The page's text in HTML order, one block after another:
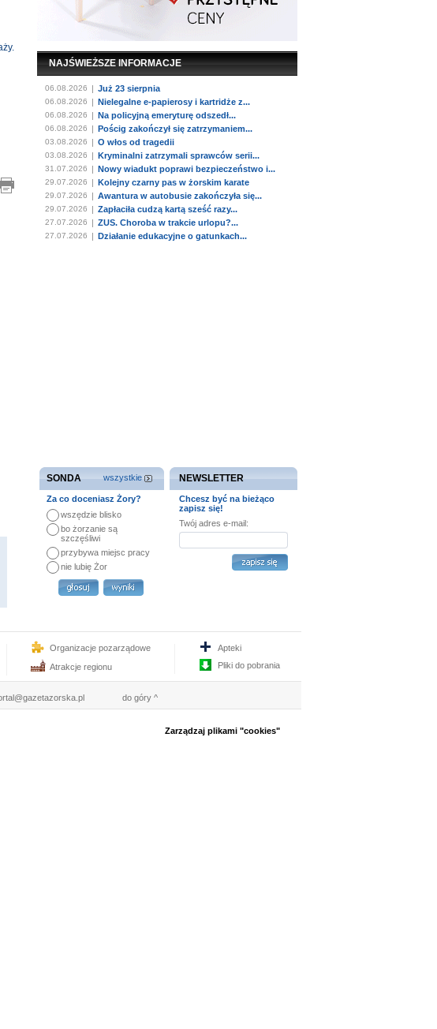
NAJŚWIEŻSZE INFORMACJE
06.08.2026 | Już 23 sierpnia
06.08.2026 | Nielegalne e-papierosy i kartridże z...
06.08.2026 | Na policyjną emeryturę odszedł...
06.08.2026 | Pościg zakończył się zatrzymaniem...
03.08.2026 | O włos od tragedii
03.08.2026 | Kryminalni zatrzymali sprawców serii...
31.07.2026 | Nowy wiadukt poprawi bezpieczeństwo i...
29.07.2026 | Kolejny czarny pas w żorskim karate
29.07.2026 | Awantura w autobusie zakończyła się...
29.07.2026 | Zapłaciła cudzą kartą sześć razy...
27.07.2026 | ZUS. Choroba w trakcie urlopu?...
27.07.2026 | Działanie edukacyjne o gatunkach...
SONDA wszystkie
Za co doceniasz Żory?
wszędzie blisko
bo żorzanie są
szczęśliwi
przybywa miejsc pracy
nie lubię Żor
NEWSLETTER
Chcesz być na bieżąco
zapisz się!
Twój adres e-mail:
Organizacje pozarządowe
Atrakcje regionu
Apteki
Pliki do pobrania
do góry ^
Zarządzaj plikami "cookies"